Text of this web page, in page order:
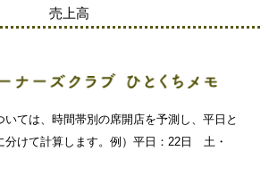
売上高
ては、時間帯別の席開店を予測し、平日と
分けて計算します。例）平日：22日 土・